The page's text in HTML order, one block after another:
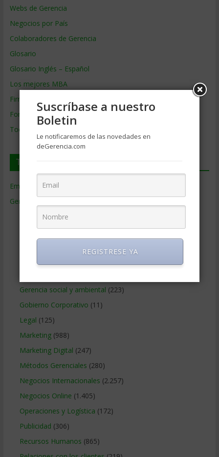
Webs de Gerencia
Negocios por País
Colaboradores de Gerencia
Glosario
Glosario Inglés – Español
Los mejores MBA
Firmas de Gerencia
Formación de Gerencia
Todos los Temas
Temas de Gerencia
Empresas de Gerencia
Gerencia
Ciencias Económicas
Contabilidad(466)
Gerencia social y ambiental (223)
Gobierno Corporativo (11)
Legal (125)
Marketing(988)
Marketing Digital (247)
Métodos Gerenciales (280)
Negocios Internacionales (2.257)
Negocios Online (1.405)
Operaciones y Logística (172)
Publicidad (306)
Recursos Humanos (865)
Suscríbase a nuestro
Boletin
Le notificaremos de las novedades en
deGerencia.com
REGISTRESE YA